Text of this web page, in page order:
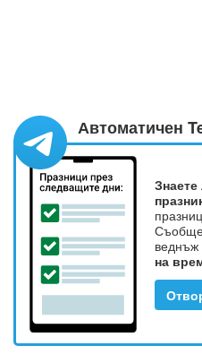
Автоматичен
веднъж
на